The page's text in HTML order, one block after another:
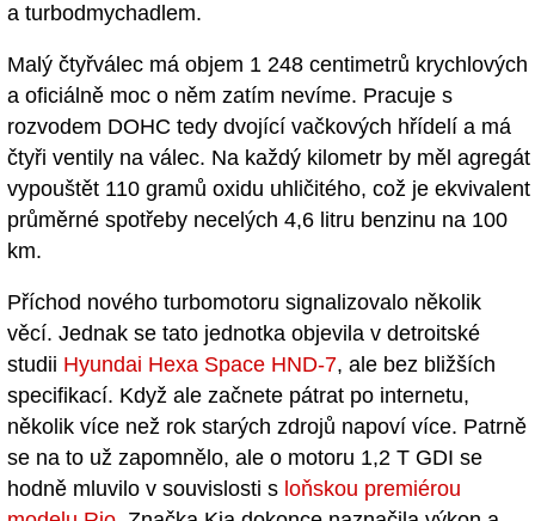
a turbodmychadlem.
Malý čtyřválec má objem 1 248 centimetrů krychlových
a oficiálně moc o něm zatím nevíme. Pracuje s
rozvodem DOHC tedy dvojící vačkových hřídelí a má
čtyři ventily na válec. Na každý kilometr by měl agregát
vypouštět 110 gramů oxidu uhličitého, což je ekvivalent
průměrné spotřeby necelých 4,6 litru benzinu na 100
km.
Příchod nového turbomotoru signalizovalo několik
věcí. Jednak se tato jednotka objevila v detroitské
studii Hyundai Hexa Space HND-7, ale bez bližších
specifikací. Když ale začnete pátrat po internetu,
několik více než rok starých zdrojů napoví více. Patrně
se na to už zapomnělo, ale o motoru 1,2 T GDI se
hodně mluvilo v souvislosti s loňskou premiérou